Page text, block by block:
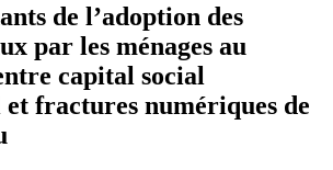
de l’adoption des
par les ménages au
capital social
fractures numériques de